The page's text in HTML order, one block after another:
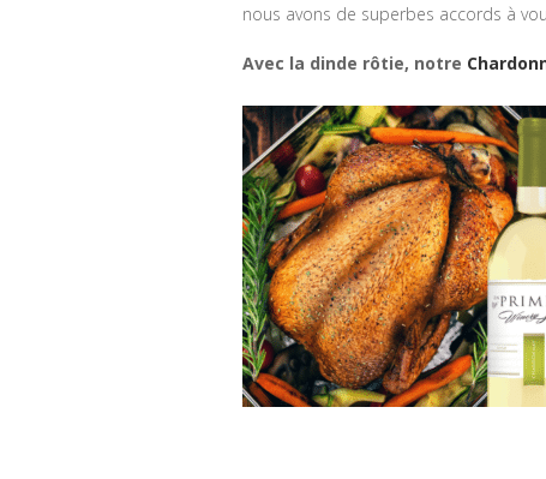
nous avons de superbes accords à
Avec la dinde rôtie, notre